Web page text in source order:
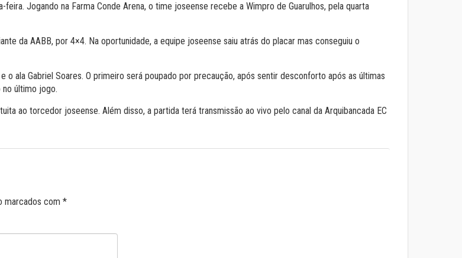
Jogando na Farma Conde Arena, o time joseense recebe a Wimpro de Guarulhos, pela quarta
da AABB, por 4×4. Na oportunidade, a equipe joseense saiu atrás do placar mas conseguiu o
ala Gabriel Soares. O primeiro será poupado por precaução, após sentir desconforto após as últimas
no último jogo.
ao torcedor joseense. Além disso, a partida terá transmissão ao vivo pelo canal da Arquibancada EC
marcados com *